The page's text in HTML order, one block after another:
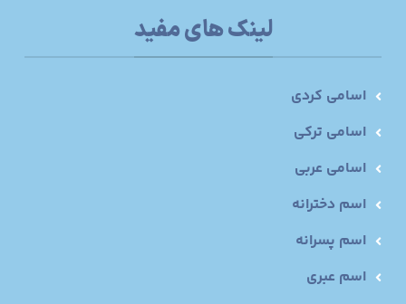
لینک های مفید
اسامی کردی
اسامی ترکی
اسامی عربی
اسم دخترانه
اسم پسرانه
اسم عبری